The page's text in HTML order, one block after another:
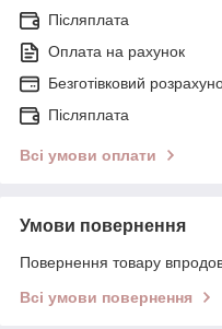
Післяплата
Оплата на рахунок
Безготівковий
Післяплата
Всі умови оплати
Умови повернення
Повернення товару
Всі умови повернення